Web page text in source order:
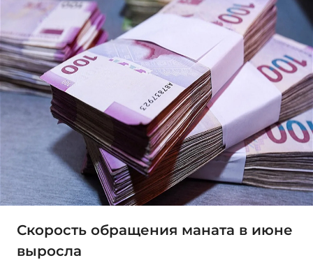
Скорость обращения маната в июне
выросла